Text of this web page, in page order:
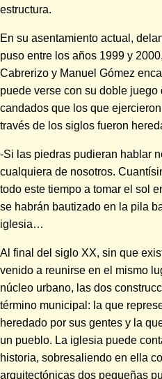
estructura.
En su asentamiento actual,
puso entre los años 1999 y
Cabrerizo y Manuel Gómez
puede verse con su doble juego
candados que los que
través de los siglos fueron
-Si las piedras pudieran hablar
cualquiera de nosotros.
todo este tiempo a tomar el sol
se habrán bautizado en la pila
iglesia…
Al final del siglo XX, sin que
venido a reunirse en el mismo
núcleo urbano, las dos
término municipal: la que
heredado por sus gentes y la
un pueblo. La iglesia puede
historia, sobresaliendo en ella
arquitectónicas dos pequeñas